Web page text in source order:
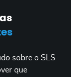
sobre o SLS
que